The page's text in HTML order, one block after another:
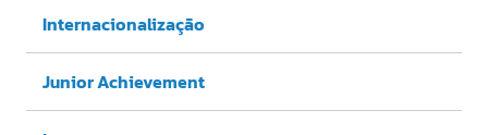
Internacionalização
Junior Achievement